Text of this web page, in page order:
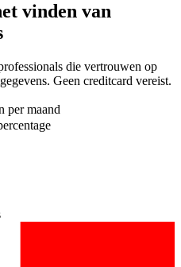
vinden van
die vertrouwen op
Geen creditcard vereist.
per maand